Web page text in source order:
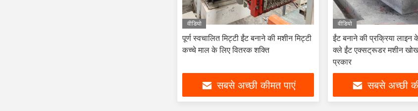
वीडियो
पूर्ण स्वचालित मिट्टी ईंट बनाने की मशीन मिट्टी
कच्चे माल के लिए वितरक शक्ति
सबसे अच्छी कीमत पाएं
वीडियो
ईंट बनाने की प्रक्रिया लाइन
क्ले ईंट एक्सट्रूडर मशीन
प्रकार
सबसे अच्छी